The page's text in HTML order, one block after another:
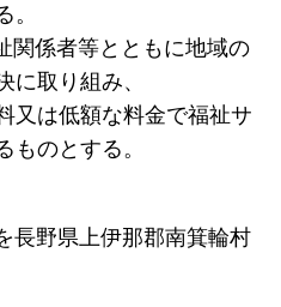
関係者等とともに地域の
に取り組み、
又は低額な料金で福祉サ
ものとする。
長野県上伊那郡南箕輪村